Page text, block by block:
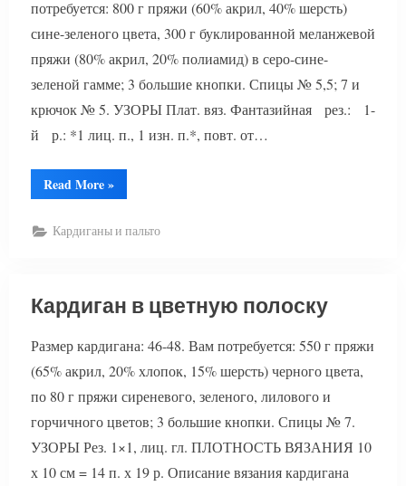
потребуется: 800 г пряжи (60% акрил, 40% шерсть)
сине-зеленого цвета, 300 г буклированной меланжевой
пряжи (80% акрил, 20% полиамид) в серо-сине-
зеленой гамме; 3 большие кнопки. Спицы № 5,5; 7 и
крючок № 5. УЗОРЫ Плат. вяз. Фантазийная рез.: 1-
й р.: *1 лиц. п., 1 изн. п.*, повт. от…
Read More“Вязаный
кардиган
»
Кардиганы и пальто
Кардиган в цветную полоску
Размер кардигана: 46-48. Вам потребуется: 550 г пряжи
(65% акрил, 20% хлопок, 15% шерсть) черного цвета,
по 80 г пряжи сиреневого, зеленого, лилового и
горчичного цветов; 3 большие кнопки. Спицы № 7.
УЗОРЫ Рез. 1×1, лиц. гл. ПЛОТНОСТЬ ВЯЗАНИЯ 10
х 10 см = 14 п. х 19 р. Описание вязания кардигана